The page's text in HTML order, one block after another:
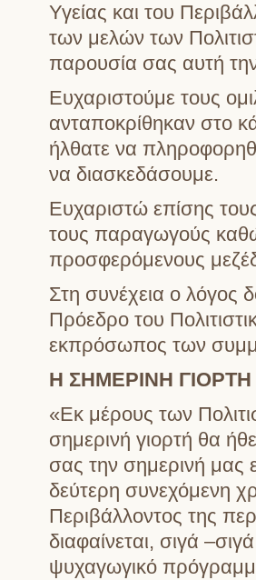
Υγείας και του
των μελών των
παρουσία σας αυτή
Ευχαριστούμε τους
ανταποκρίθηκαν στο
ήλθατε να
να διασκεδάσουμε.
Ευχαριστώ επίσης
τους παραγωγούς
προσφερόμενους
Στη συνέχεια ο λόγος
Πρόεδρο του
εκπρόσωπος των
Η ΣΗΜΕΡΙΝΗ
«Εκ μέρους των
σημερινή γιορτή θα
σας την σημερινή μας
δεύτερη συνεχόμενη
Περιβάλλοντος της
διαφαίνεται, σιγά
ψυχαγωγικό